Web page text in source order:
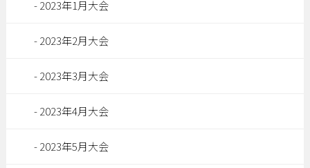
2023年1月大会
2023年2月大会
2023年3月大会
2023年4月大会
2023年5月大会